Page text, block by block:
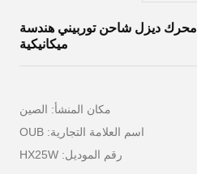
4D102 HX25W 4038790 محرك ديزل شاحن توربيني هندسة
ميكانيكية
مكان المنشأ: الصين
اسم العلامة التجارية: OUB
رقم الموديل: HX25W